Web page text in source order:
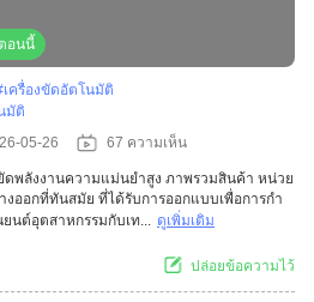
อนนี้
เครื่องขัดอัตโนมัติ
มัติ
05-26 67 ความเห็น
พลังงานความแม่นยําสูง ภาพรวมสินค้า หน่วย
ออกที่ทันสมัย ที่ได้รับการออกแบบเพื่อการกํา
นต์อุตสาหกรรมกับเท... ดูเพิ่มเติม
ปล่อยข้อความไว้